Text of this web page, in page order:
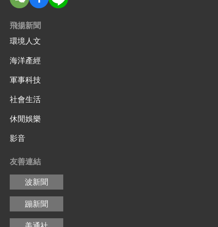
飛揚新聞
環境人文
海洋產經
軍事科技
社會生活
休閒娛樂
影音
友善連結
波新聞
蹦新聞